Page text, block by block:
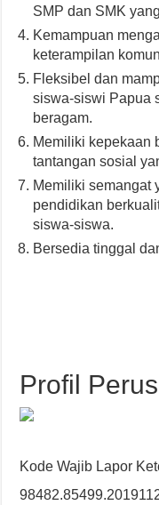
SMP dan SMK
Kemampuan
keterampilan
Fleksibel dan
siswa-siswi Papua
beragam.
Memiliki kepekaan
tantangan sosial
Memiliki semangat
pendidikan
siswa-siswa.
Bersedia tinggal
Profil
Kode Wajib Lapor